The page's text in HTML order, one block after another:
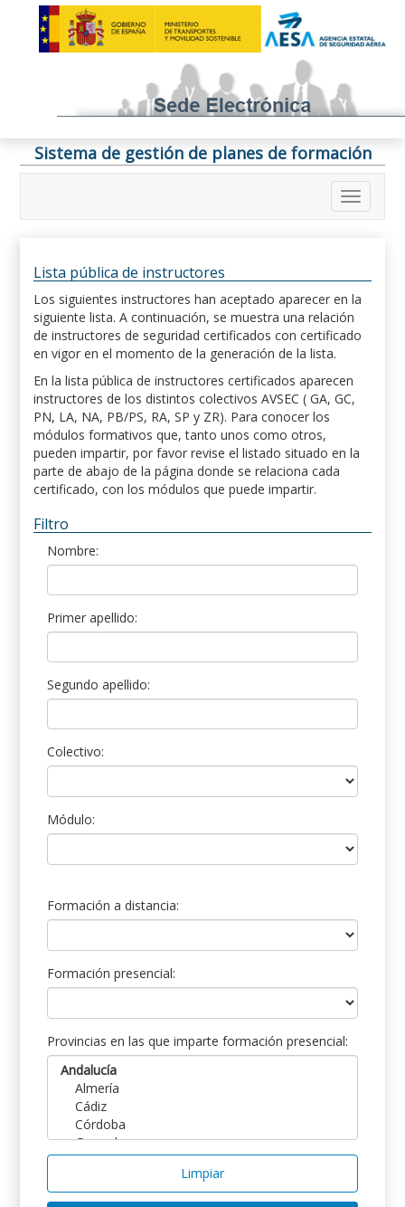
Sistema de gestión de planes de formación
Lista pública de instructores
Los siguientes instructores han aceptado aparecer en la
siguiente lista. A continuación, se muestra una relación
de instructores de seguridad certificados con certificado
en vigor en el momento de la generación de la lista.
En la lista pública de instructores certificados aparecen
instructores de los distintos colectivos AVSEC ( GA, GC,
PN, LA, NA, PB/PS, RA, SP y ZR). Para conocer los
módulos formativos que, tanto unos como otros,
pueden impartir, por favor revise el listado situado en la
parte de abajo de la página donde se relaciona cada
certificado, con los módulos que puede impartir.
Filtro
Nombre:
Primer apellido:
Segundo apellido:
Colectivo:
Módulo:
Formación a distancia:
Formación presencial:
Provincias en las que imparte formación presencial:
Limpiar